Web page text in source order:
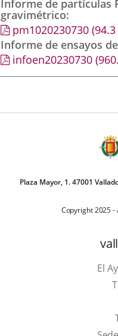
Informe de partículas
gravimétrico
pm1020230730 (94.3
Informe de ensayos
infoen20230730
Plaza Mayor, 1. 47001
Copyright 2025
El